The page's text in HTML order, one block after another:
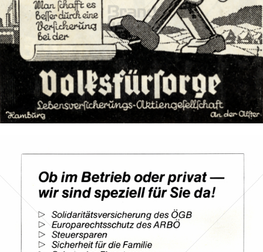
VAV Versicherungs-Aktiengesellschaft
VAV Versicherungs-Aktiengesellschaft
1940
Bild-ID: 72916